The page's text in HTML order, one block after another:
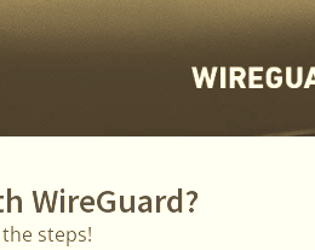
WireGuard?
steps!